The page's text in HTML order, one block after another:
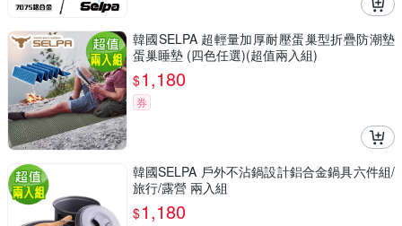
韓國SELPA 超輕量加厚耐壓蛋巢型折疊防潮墊
蛋巢睡墊 (四色任選)(超值兩入組)
$1,180
券
韓國SELPA 戶外不沾鍋設計鋁合金鍋具六件組/
旅行/露營 兩入組
$1,180